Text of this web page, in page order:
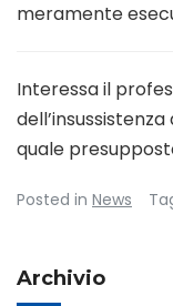
meramente
Interessa il
quale
Posted in News
Archivio